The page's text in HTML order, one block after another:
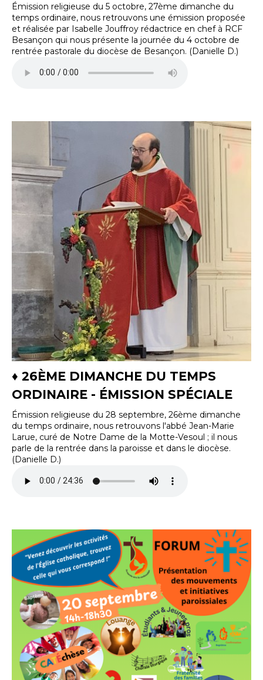
Émission religieuse du 5 octobre, 27ème dimanche du
temps ordinaire, nous retrouvons une émission proposée
et réalisée par Isabelle Jouffroy rédactrice en chef à RCF
Besançon qui nous présente la journée du 4 octobre de
rentrée pastorale du diocèse de Besançon. (Danielle D.)
♦ 26ÈME DIMANCHE DU TEMPS
ORDINAIRE - ÉMISSION SPÉCIALE
Émission religieuse du 28 septembre, 26ème dimanche
du temps ordinaire, nous retrouvons l'abbé Jean-Marie
Larue, curé de Notre Dame de la Motte-Vesoul ; il nous
parle de la rentrée dans la paroisse et dans le diocèse.
(Danielle D.)